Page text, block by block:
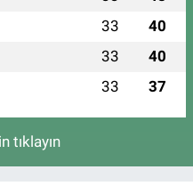
33 40
33 40
33 37
tıklayın